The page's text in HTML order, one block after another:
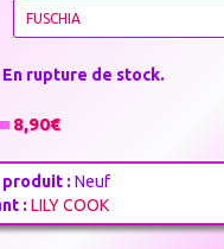
En rupture de stock.
8,90€
produit : Neuf
: LILY COOK